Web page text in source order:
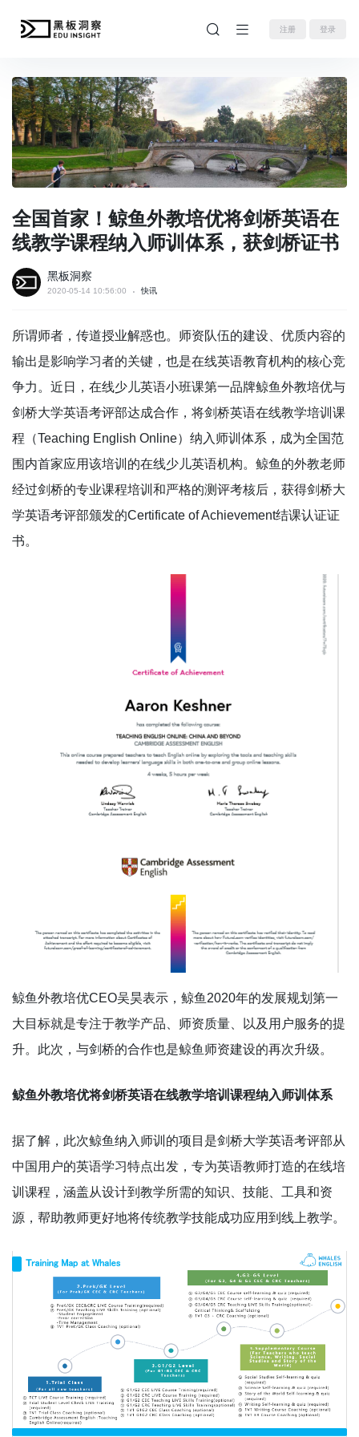
注册 登录
全国首家！鲸鱼外教培优将剑桥英语在
线教学课程纳入师训体系，获剑桥证书
黑板洞察
2020-05-14 10:56:00 快讯
所谓师者，传道授业解惑也。师资队伍的建设、优质内容的
输出是影响学习者的关键，也是在线英语教育机构的核心竞
争力。近日，在线少儿英语小班课第一品牌鲸鱼外教培优与
剑桥大学英语考评部达成合作，将剑桥英语在线教学培训课
程（Teaching English Online）纳入师训体系，成为全国范
围内首家应用该培训的在线少儿英语机构。鲸鱼的外教老师
经过剑桥的专业课程培训和严格的测评考核后，获得剑桥大
学英语考评部颁发的Certificate of Achievement结课认证证
书。
鲸鱼外教培优CEO吴昊表示，鲸鱼2020年的发展规划第一
大目标就是专注于教学产品、师资质量、以及用户服务的提
升。此次，与剑桥的合作也是鲸鱼师资建设的再次升级。
鲸鱼外教培优将剑桥英语在线教学培训课程纳入师训体系
据了解，此次鲸鱼纳入师训的项目是剑桥大学英语考评部从
中国用户的英语学习特点出发，专为英语教师打造的在线培
训课程，涵盖从设计到教学所需的知识、技能、工具和资
源，帮助教师更好地将传统教学技能成功应用到线上教学。